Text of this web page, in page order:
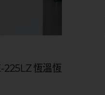
225LZ 恆溫恆